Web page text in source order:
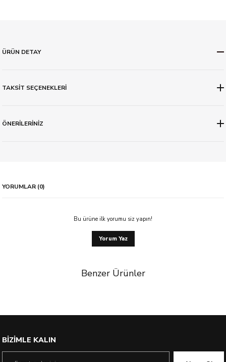
ÜRÜN DETAY
TAKSİT SEÇENEKLERİ
ÖNERİLERİNİZ
YORUMLAR (0)
Bu ürüne ilk yorumu siz yapın!
Yorum Yaz
Benzer Ürünler
BİZİMLE KALIN